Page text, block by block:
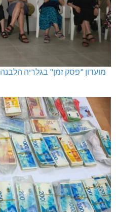
מועדון "פסק זמן" בגלריה הלבנה